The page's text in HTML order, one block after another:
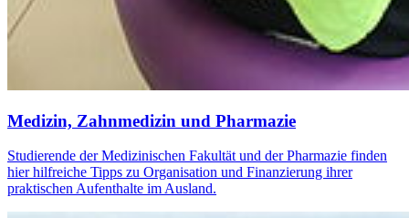
Medizin, Zahnmedizin und Pharmazie
Studierende der Medizinischen Fakultät und der Pharmazie finden
hier hilfreiche Tipps zu Organisation und Finanzierung ihrer
praktischen Aufenthalte im Ausland.